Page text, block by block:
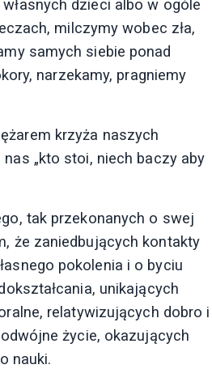
dzieci albo w ogóle
milczymy wobec zła,
samych siebie ponad
narzekamy, pragniemy
krzyża naszych
„kto stoi, niech baczy aby
tak przekonanych o swej
że zaniedbujących kontakty
pokolenia i o byciu
unikających
relatywizujących dobro i
życie, okazujących
nauki.